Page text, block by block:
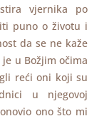
vjernika po
puno o životu i
da se ne kaže
u Božjim očima
reći oni koji su
u njegovoj
ono što mi